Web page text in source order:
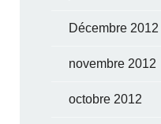
Décembre 2012
novembre 2012
octobre 2012